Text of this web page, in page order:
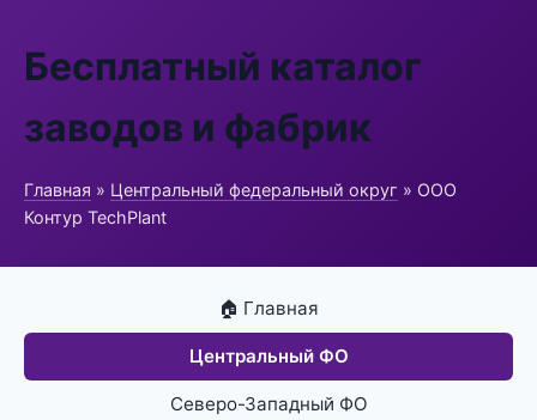
Бесплатный каталог
заводов и фабрик
Главная » Центральный федеральный округ » ООО
Контур TechPlant
🏠 Главная
Центральный ФО
Северо-Западный ФО